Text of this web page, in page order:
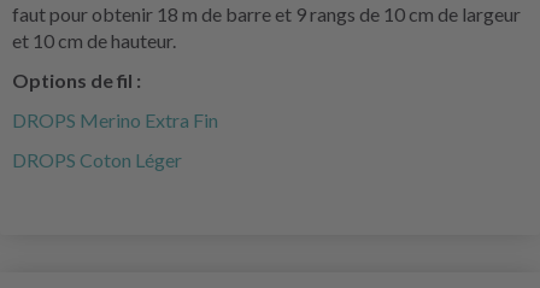
faut pour obtenir 18 m de barre et 9 rangs de 10 cm de largeur
et 10 cm de hauteur.
Options de fil :
DROPS Merino Extra Fin
DROPS Coton Léger